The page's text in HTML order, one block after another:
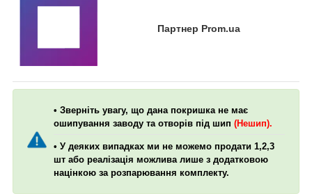
Партнер Prom.ua
• Зверніть увагу, що дана покришка не має
ошипування заводу та отворів під шип (Нешип).
• У деяких випадках ми не можемо продати 1,2,3
шт або реалізація можлива лише з додатковою
націнкою за розпарювання комплекту.